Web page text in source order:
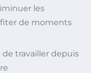
les
de moments
de travailler depuis